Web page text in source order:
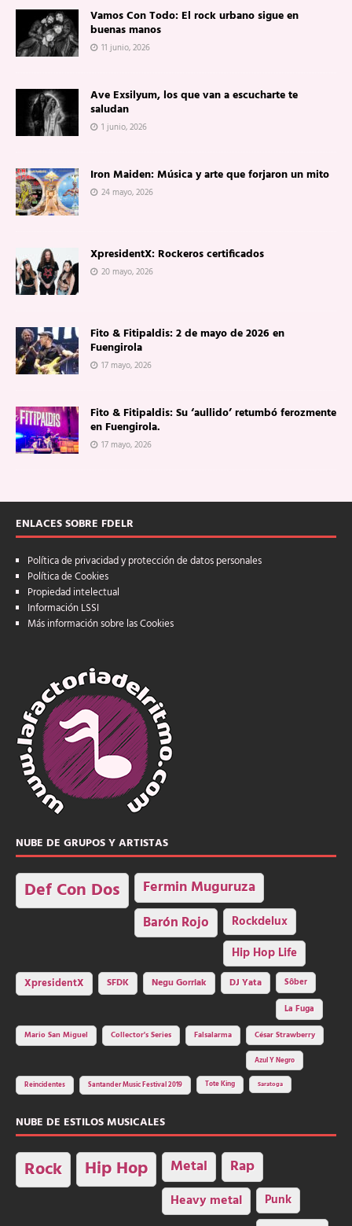
Vamos Con Todo: El rock urbano sigue en
buenas manos
11 junio, 2026
Ave Exsilyum, los que van a escucharte te
saludan
1 junio, 2026
Iron Maiden: Música y arte que forjaron un mito
24 mayo, 2026
XpresidentX: Rockeros certificados
20 mayo, 2026
Fito & Fitipaldis: 2 de mayo de 2026 en
Fuengirola
17 mayo, 2026
Fito & Fitipaldis: Su ‘aullido’ retumbó ferozmente
en Fuengirola.
17 mayo, 2026
ENLACES SOBRE FDELR
Política de privacidad y protección de datos personales
Política de Cookies
Propiedad intelectual
Información LSSI
Más información sobre las Cookies
NUBE DE GRUPOS Y ARTISTAS
Def Con Dos Fermin Muguruza
Barón Rojo Rockdelux
Hip Hop Life
XpresidentX SFDK Negu Gorriak DJ Yata
Sôber
La Fuga
Mario San Miguel
Collector's Series Falsalarma César Strawberry
Azul Y Negro
Reincidentes Santander Music Festival 2019 Tote King Saratoga
NUBE DE ESTILOS MUSICALES
Rock Hip Hop Metal Rap
Heavy metal Punk